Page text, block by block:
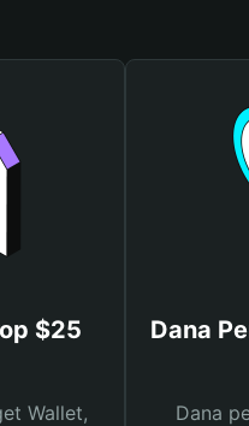
$25
Wallet,
Dana
Dana